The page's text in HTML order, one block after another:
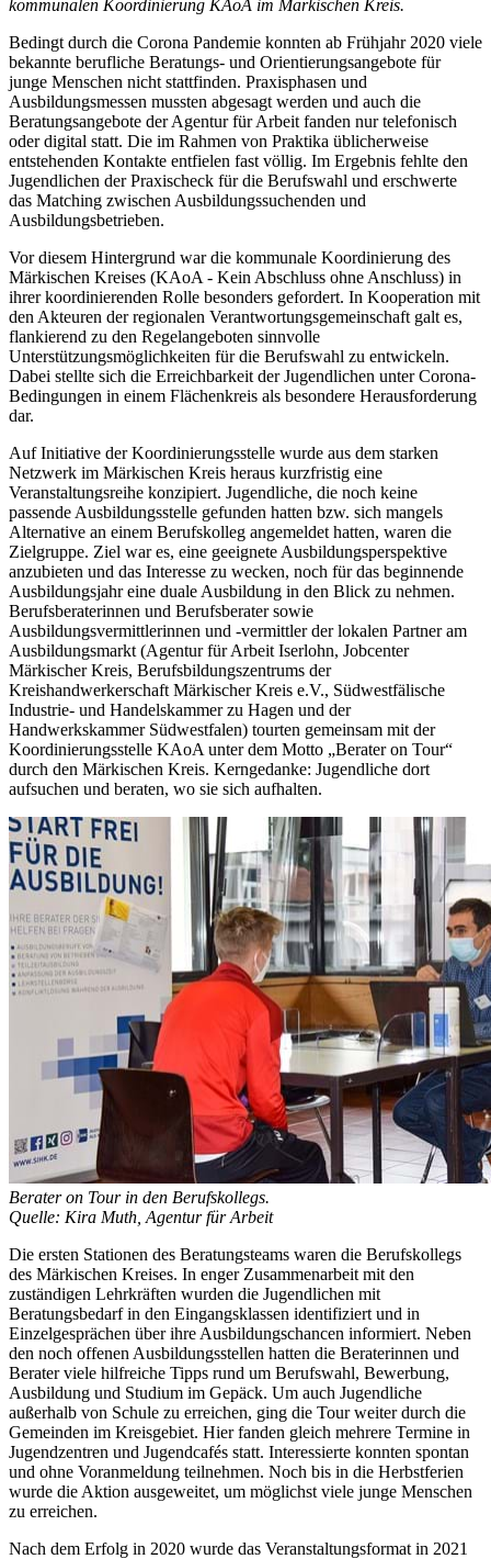
kommunalen Koordinierung KAoA im Märkischen Kreis.
Bedingt durch die Corona Pandemie konnten ab Frühjahr 2020 viele
bekannte berufliche Beratungs- und Orientierungsangebote für
junge Menschen nicht stattfinden. Praxisphasen und
Ausbildungsmessen mussten abgesagt werden und auch die
Beratungsangebote der Agentur für Arbeit fanden nur telefonisch
oder digital statt. Die im Rahmen von Praktika üblicherweise
entstehenden Kontakte entfielen fast völlig. Im Ergebnis fehlte den
Jugendlichen der Praxischeck für die Berufswahl und erschwerte
das Matching zwischen Ausbildungssuchenden und
Ausbildungsbetrieben.
Vor diesem Hintergrund war die kommunale Koordinierung des
Märkischen Kreises (KAoA - Kein Abschluss ohne Anschluss) in
ihrer koordinierenden Rolle besonders gefordert. In Kooperation mit
den Akteuren der regionalen Verantwortungsgemeinschaft galt es,
flankierend zu den Regelangeboten sinnvolle
Unterstützungsmöglichkeiten für die Berufswahl zu entwickeln.
Dabei stellte sich die Erreichbarkeit der Jugendlichen unter Corona-
Bedingungen in einem Flächenkreis als besondere Herausforderung
dar.
Auf Initiative der Koordinierungsstelle wurde aus dem starken
Netzwerk im Märkischen Kreis heraus kurzfristig eine
Veranstaltungsreihe konzipiert. Jugendliche, die noch keine
passende Ausbildungsstelle gefunden hatten bzw. sich mangels
Alternative an einem Berufskolleg angemeldet hatten, waren die
Zielgruppe. Ziel war es, eine geeignete Ausbildungsperspektive
anzubieten und das Interesse zu wecken, noch für das beginnende
Ausbildungsjahr eine duale Ausbildung in den Blick zu nehmen.
Berufsberaterinnen und Berufsberater sowie
Ausbildungsvermittlerinnen und -vermittler der lokalen Partner am
Ausbildungsmarkt (Agentur für Arbeit Iserlohn, Jobcenter
Märkischer Kreis, Berufsbildungszentrums der
Kreishandwerkerschaft Märkischer Kreis e.V., Südwestfälische
Industrie- und Handelskammer zu Hagen und der
Handwerkskammer Südwestfalen) tourten gemeinsam mit der
Koordinierungsstelle KAoA unter dem Motto „Berater on Tour“
durch den Märkischen Kreis. Kerngedanke: Jugendliche dort
aufsuchen und beraten, wo sie sich aufhalten.
Berater on Tour in den Berufskollegs.
Quelle: Kira Muth, Agentur für Arbeit
Die ersten Stationen des Beratungsteams waren die Berufskollegs
des Märkischen Kreises. In enger Zusammenarbeit mit den
zuständigen Lehrkräften wurden die Jugendlichen mit
Beratungsbedarf in den Eingangsklassen identifiziert und in
Einzelgesprächen über ihre Ausbildungschancen informiert. Neben
den noch offenen Ausbildungsstellen hatten die Beraterinnen und
Berater viele hilfreiche Tipps rund um Berufswahl, Bewerbung,
Ausbildung und Studium im Gepäck. Um auch Jugendliche
außerhalb von Schule zu erreichen, ging die Tour weiter durch die
Gemeinden im Kreisgebiet. Hier fanden gleich mehrere Termine in
Jugendzentren und Jugendcafés statt. Interessierte konnten spontan
und ohne Voranmeldung teilnehmen. Noch bis in die Herbstferien
wurde die Aktion ausgeweitet, um möglichst viele junge Menschen
zu erreichen.
Nach dem Erfolg in 2020 wurde das Veranstaltungsformat in 2021